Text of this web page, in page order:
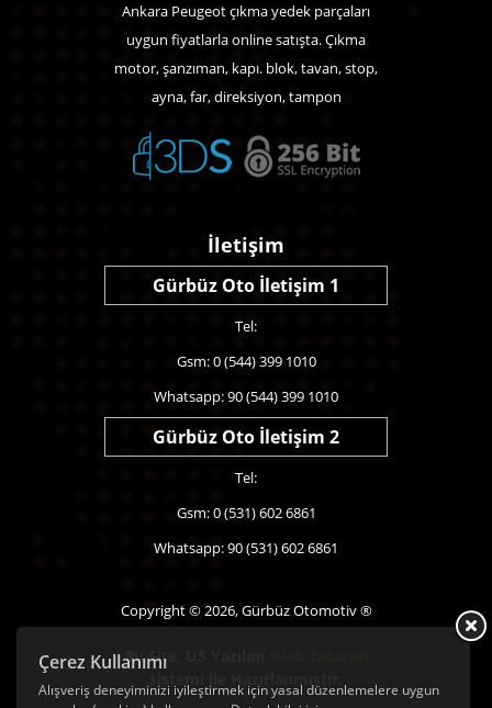
Çerez Kullanımı
Alışveriş deneyiminizi iyileştirmek için yasal düzenlemelere uygun
Ankara Peugeot çıkma yedek parçaları
uygun fiyatlarla online satışta. Çıkma
motor, şanzıman, kapı. blok, tavan, stop,
ayna, far, direksiyon, tampon
İletişim
Gürbüz Oto İletişim 1
Tel:
Gsm: 0 (544) 399 1010
Whatsapp: 90 (544) 399 1010
Gürbüz Oto İletişim 2
Tel:
Gsm: 0 (531) 602 6861
Whatsapp: 90 (531) 602 6861
Copyright © 2026, Gürbüz Otomotiv ®
Bu Site,